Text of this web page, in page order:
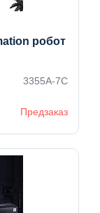
робот
3355A-7C
Предзаказ